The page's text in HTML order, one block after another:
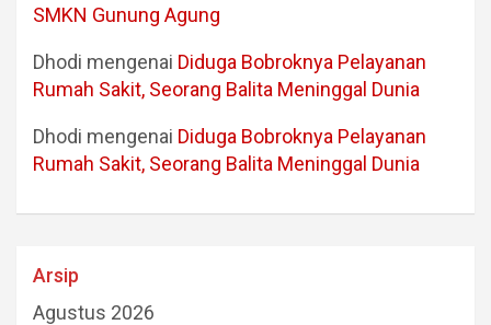
SMKN Gunung Agung
Dhodi mengenai Diduga Bobroknya Pelayanan
Rumah Sakit, Seorang Balita Meninggal Dunia
Dhodi mengenai Diduga Bobroknya Pelayanan
Rumah Sakit, Seorang Balita Meninggal Dunia
Arsip
Agustus 2026